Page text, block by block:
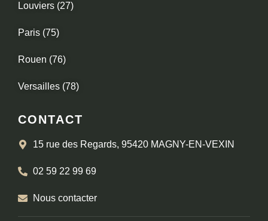
Louviers (27)
Paris (75)
Rouen (76)
Versailles (78)
CONTACT
15 rue des Regards, 95420 MAGNY-EN-VEXIN
02 59 22 99 69
Nous contacter